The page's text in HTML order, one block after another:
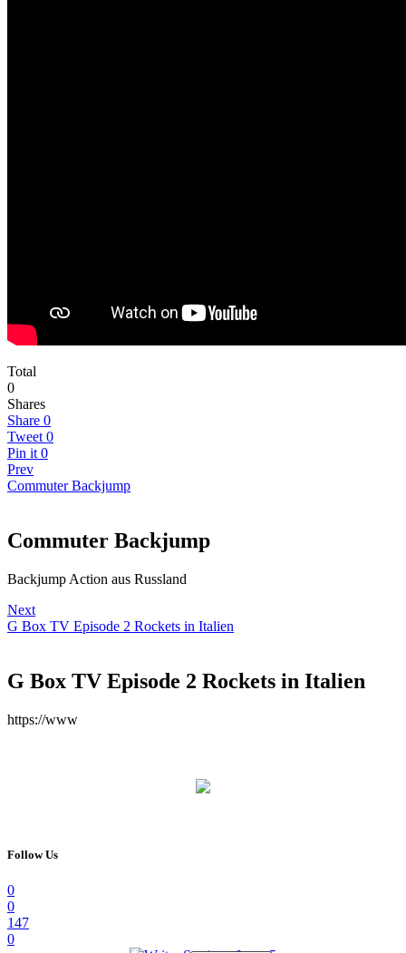
Total
0
Shares
Share 0
Tweet 0
Pin it 0
Prev
Commuter Backjump
Commuter Backjump
Backjump Action aus Russland
Next
G Box TV Episode 2 Rockets in Italien
G Box TV Episode 2 Rockets in Italien
https://www
Follow Us
0
0
147
0